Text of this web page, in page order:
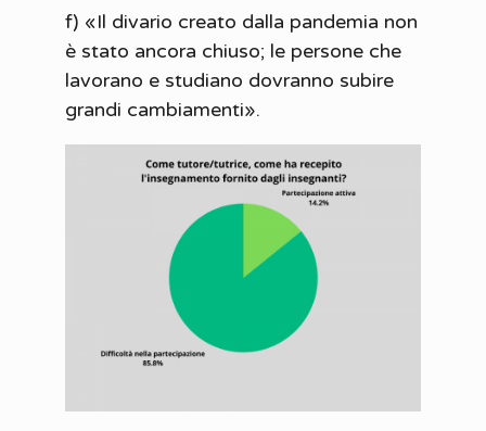
f) «Il divario creato dalla pandemia non
è stato ancora chiuso; le persone che
lavorano e studiano dovranno subire
grandi cambiamenti».